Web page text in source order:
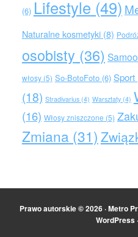
(6) Lifestyle (49)
Naturalne kosmetyki(8)
osobisty (36)
włosy(5) So-BotoFoto(6) Sport
(18) Stradivarius(4) Warsztaty(4)
(16) Włosy zniszczone (5)
Zmiana (31)
Prawo autorskie © 2026 ·Metro
WordPress ·